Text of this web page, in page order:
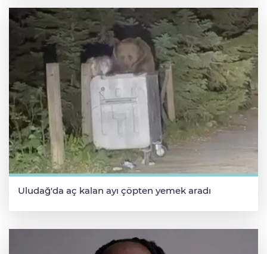
Uludağ'da aç kalan ayı çöpten yemek aradı